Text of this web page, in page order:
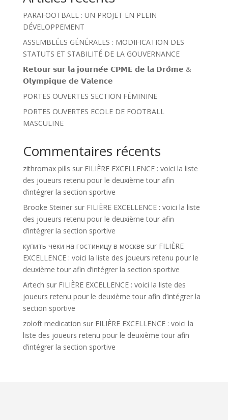
PARAFOOTBALL : UN PROJET EN PLEIN
DÉVELOPPEMENT
ASSEMBLÉES GÉNÉRALES : MODIFICATION DES
STATUTS ET STABILITÉ DE LA GOUVERNANCE
𝗥𝗲𝘁𝗼𝘂𝗿 𝘀𝘂𝗿 𝗹𝗮 𝗷𝗼𝘂𝗿𝗻𝗲́𝗲 𝗖𝗣𝗠𝗘 𝗱𝗲 𝗹𝗮 𝗗𝗿𝗼̂𝗺𝗲 &
𝗢𝗹𝘆𝗺𝗽𝗶𝗾𝘂𝗲 𝗱𝗲 𝗩𝗮𝗹𝗲𝗻𝗰𝗲
PORTES OUVERTES SECTION FÉMININE
PORTES OUVERTES ECOLE DE FOOTBALL
MASCULINE
Commentaires récents
zithromax pills sur FILIÈRE EXCELLENCE : voici la liste
des joueurs retenu pour le deuxième tour afin
d’intégrer la section sportive
Brooke Steinersur FILIÈRE EXCELLENCE : voici la liste
des joueurs retenu pour le deuxième tour afin
d’intégrer la section sportive
купить чеки на гостиницу в москве sur FILIÈRE
EXCELLENCE : voici la liste des joueurs retenu pour le
deuxième tour afin d’intégrer la section sportive
Artech sur FILIÈRE EXCELLENCE : voici la liste des
joueurs retenu pour le deuxième tour afin d’intégrer la
section sportive
zoloft medication sur FILIÈRE EXCELLENCE : voici la
liste des joueurs retenu pour le deuxième tour afin
d’intégrer la section sportive